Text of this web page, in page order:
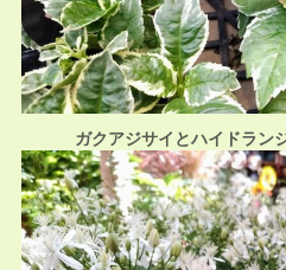
ガクアジサイとハイドラン